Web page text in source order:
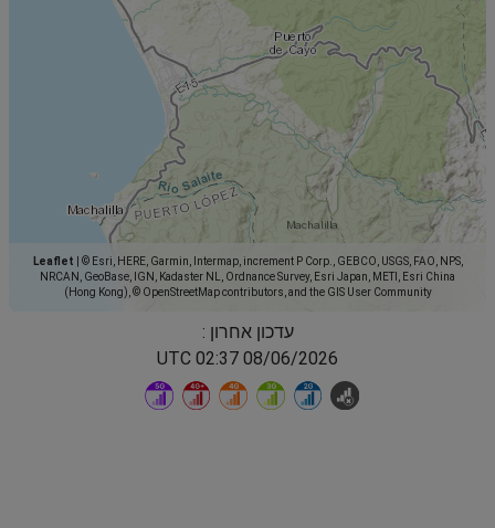
Leaflet
© Esri, HERE, Garmin, Intermap, increment P Corp., GEBCO, USGS, FAO, NPS,
NRCAN, GeoBase, IGN, Kadaster NL, Ordnance Survey, Esri Japan, METI, Esri China
(Hong Kong), © OpenStreetMap contributors, and the GIS User Community
עדכון אחרון :
08/06/2026 02:37 UTC